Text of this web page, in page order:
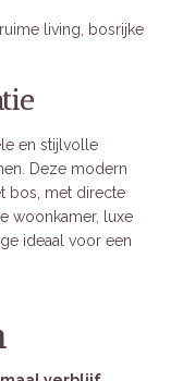
living, bosrijke
en stijlvolle
Deze modern
bos, met directe
woonkamer, luxe
ideaal voor een